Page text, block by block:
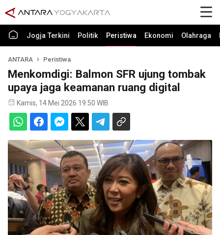
Jogja Terkini Politik Peristiwa Ekonomi Olahraga
ANTARA Peristiwa
Menkomdigi: Balmon SFR ujung tombak
upaya jaga keamanan ruang digital
Kamis, 14 Mei 2026 19:50 WIB